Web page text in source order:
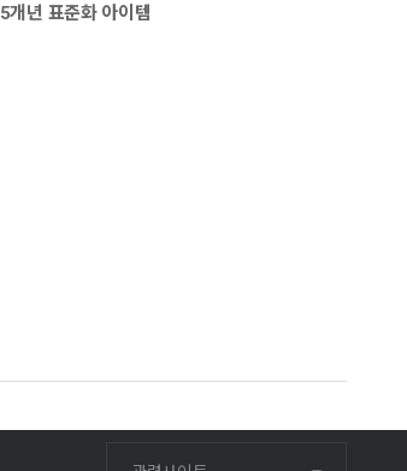
5개년 표준화 아이템